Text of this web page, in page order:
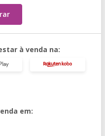
à venda na:
em: